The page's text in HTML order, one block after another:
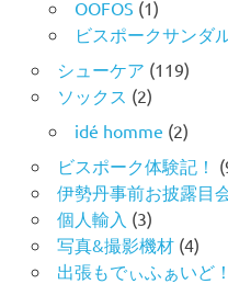
OOFOS (1)
ビスポークサンダ
シューケア (119)
ソックス (2)
idé homme (2)
ビスポーク体験記！
伊勢丹事前お披露目
個人輸入 (3)
写真&撮影機材(4)
出張もでぃふぁいど！